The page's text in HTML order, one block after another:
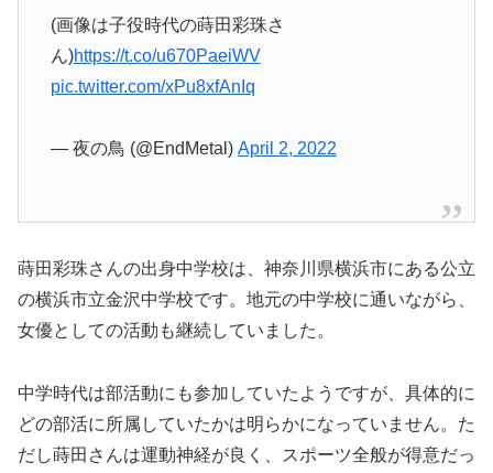
(画像は子役時代の蒔田彩珠さ
ん)https://t.co/u670PaeiWV
pic.twitter.com/xPu8xfAnIq
— 夜の鳥 (@EndMetal) April 2, 2022
蒔田彩珠さんの出身中学校は、神奈川県横浜市にある公立
の横浜市立金沢中学校です。地元の中学校に通いながら、
女優としての活動も継続していました。
中学時代は部活動にも参加していたようですが、具体的に
どの部活に所属していたかは明らかになっていません。た
だし蒔田さんは運動神経が良く、スポーツ全般が得意だっ